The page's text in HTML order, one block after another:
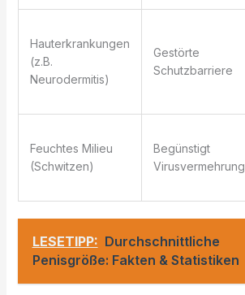
Hauterkrankungen
(z.B.
Neurodermitis)
Gestörte
Schutzbarriere
Feuchtes Milieu
(Schwitzen)
Begünstigt
Virusvermehrung
LESETIPP: Durchschnittliche
Penisgröße: Fakten & Statistiken